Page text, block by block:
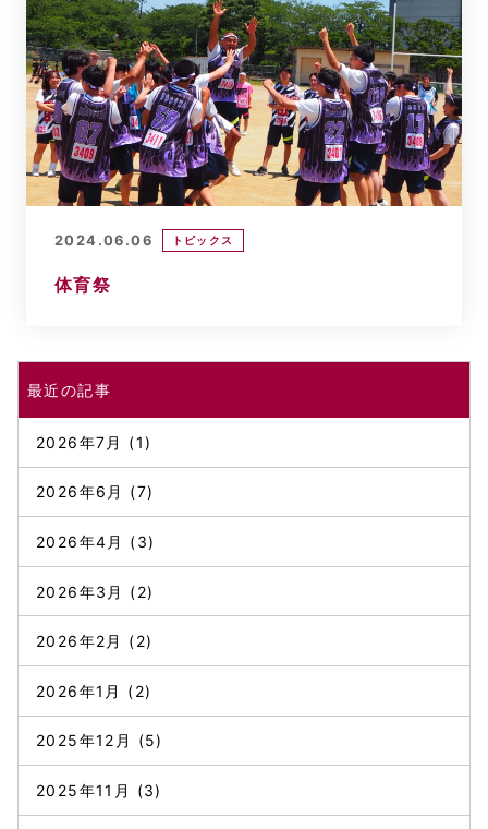
2024.06.06 トピックス
体育祭
最近の記事
2026年7月 (1)
2026年6月 (7)
2026年4月 (3)
2026年3月 (2)
2026年2月 (2)
2026年1月 (2)
2025年12月 (5)
2025年11月 (3)